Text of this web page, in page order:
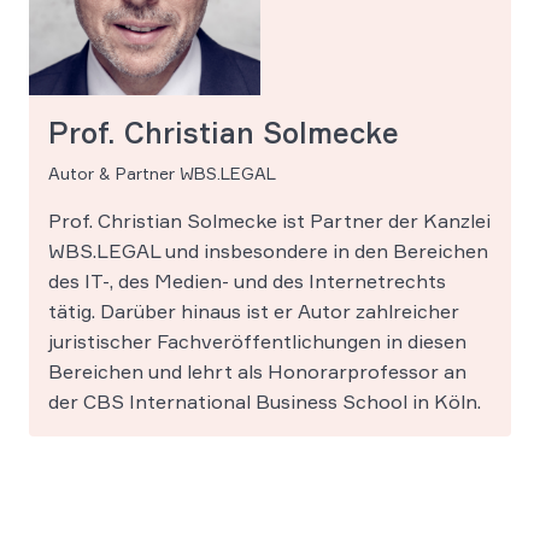
Prof. Christian Solmecke
Autor & Partner WBS.LEGAL
Prof. Christian Solmecke ist Partner der Kanzlei
WBS.LEGAL und insbesondere in den Bereichen
des IT-, des Medien- und des Internetrechts
tätig. Darüber hinaus ist er Autor zahlreicher
juristischer Fachveröffentlichungen in diesen
Bereichen und lehrt als Honorarprofessor an
der CBS International Business School in Köln.